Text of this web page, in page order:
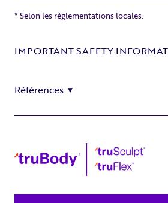
* Selon les réglementations locales.
IMPORTANT SAFETY
Références